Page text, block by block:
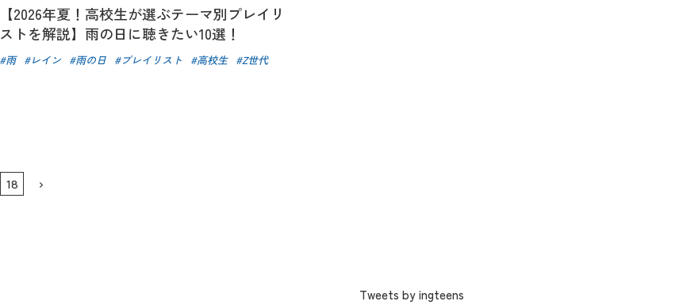
【2026年夏！高校生が選ぶテーマ別プレイリ
ストを解説】雨の日に聴きたい10選！
雨 レイン 雨の日 プレイリスト 高校生 Z世代
18 >
Tweets by ingteens